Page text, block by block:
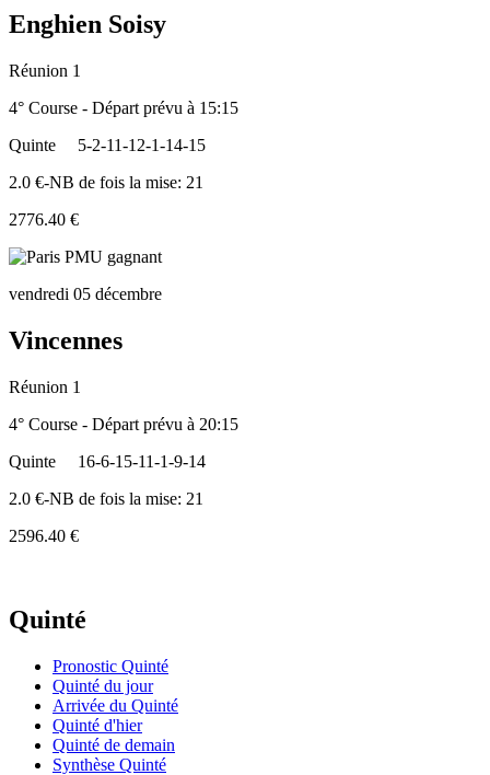
Enghien Soisy
Réunion 1
4° Course - Départ prévu à 15:15
Quinte
5-2-11-12-1-14-15
2.0 €-NB de fois la mise: 21
2776.40 €
vendredi 05 décembre
Vincennes
Réunion 1
4° Course - Départ prévu à 20:15
Quinte
16-6-15-11-1-9-14
2.0 €-NB de fois la mise: 21
2596.40 €
Quinté
Pronostic Quinté
Quinté du jour
Arrivée du Quinté
Quinté d'hier
Quinté de demain
Synthèse Quinté